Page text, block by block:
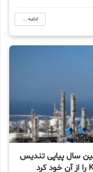
ادامه ...
سال پیاپی تندیس